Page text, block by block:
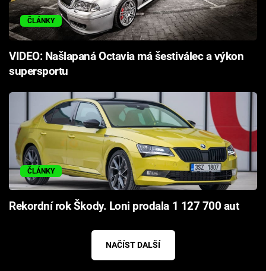
ČLÁNKY
VIDEO: Našlapaná Octavia má šestiválec a výkon
supersportu
ČLÁNKY
Rekordní rok Škody. Loni prodala 1 127 700 aut
NAČÍST DALŠÍ